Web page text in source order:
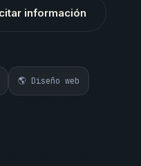
información
🌎 Diseño web